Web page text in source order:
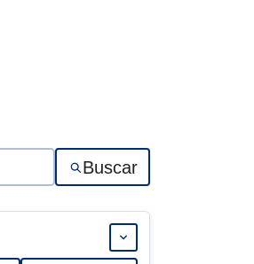
Buscar
Expandir 16-